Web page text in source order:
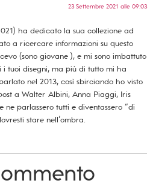
23 Settembre 2021 alle 09:03
ha dedicato la sua collezione ad
a ricercare informazioni su questo
(sono giovane ), e mi sono imbattuto
i tuoi disegni, ma più di tutto mi ha
nel 2013, così sbirciando ho visto
a Walter Albini, Anna Piaggi, Iris
parlassero tutti e diventassero “di
stare nell’ombra.